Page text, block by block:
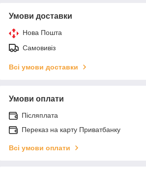
Умови доставки
Нова Пошта
Самовивіз
Всі умови доставки
Умови оплати
Післяплата
Переказ на карту Приватбанку
Всі умови оплати